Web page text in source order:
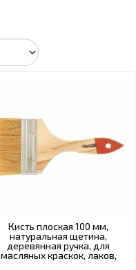
Кисть плоская 100 мм,
натуральная щетина,
деревянная ручка, для
масляных краскок, лаков,